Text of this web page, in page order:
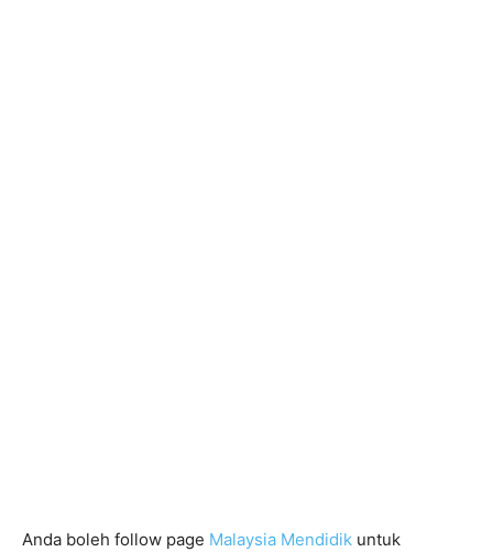
Anda boleh follow page Malaysia Mendidik untuk